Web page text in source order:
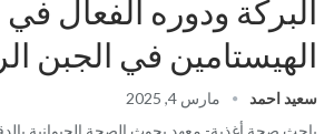
البركة ودوره الفعال
الهيستامين في الجبن
سعيد احمد
مارس 4, 2025
باحث صحة أغذية- معهد بحوث الصحة الحيوانية